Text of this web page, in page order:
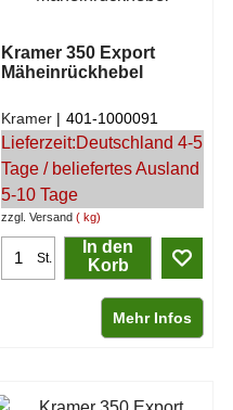
Kramer 350 Export
Mäheinrückhebel
zzgl. Versand kg
Kramer 401-1000091
Lieferzeit:Deutschland 4-5
Tage / beliefertes Ausland
5-10 Tage
St.
In den
Korb
Mehr Infos